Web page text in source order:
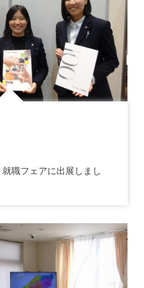
職フェアに出展しまし